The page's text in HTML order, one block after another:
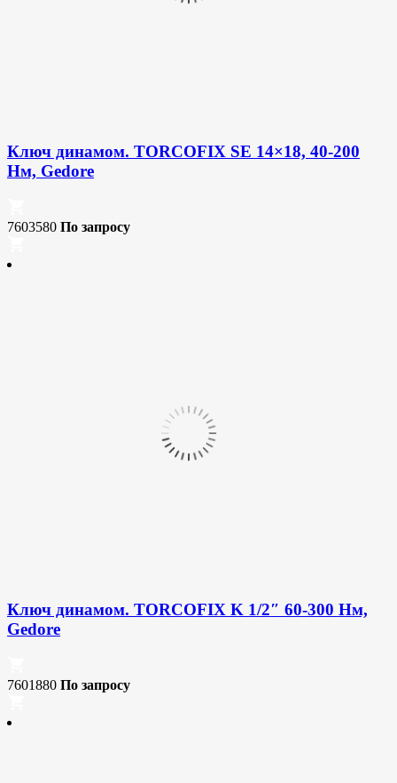
Ключ динамом. TORCOFIX SE 14×18, 40-200
Нм, Gedore
7603580 По запросу
Ключ динамом. TORCOFIX K 1/2″ 60-300 Нм,
Gedore
7601880 По запросу